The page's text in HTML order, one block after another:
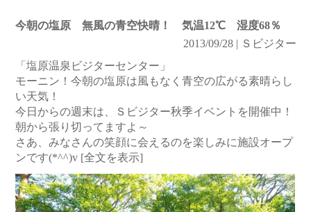
今朝の塩原 無風の青空快晴！ 気温12℃ 湿度68％
2013/09/28 | Ｓビジター
「塩原温泉ビジターセンター」
モーニン！今朝の塩原は風もなく青空の広がる素晴らし
い天気！
今日からの週末は、Ｓビジター秋季イベントを開催中！
朝から張り切ってますよ～
さあ、みなさんの笑顔に会えるのを楽しみに施設オープ
ンです(*^^)v [全文を表示]